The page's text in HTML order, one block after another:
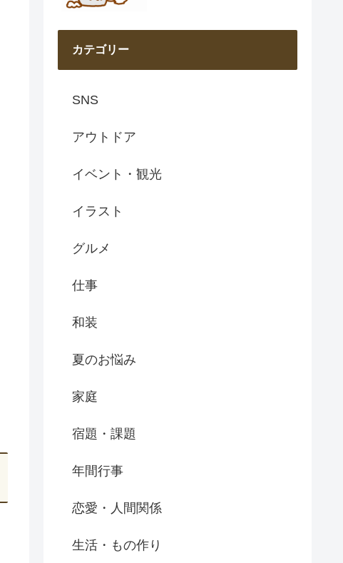
カテゴリー
SNS
アウトドア
イベント・観光
イラスト
グルメ
仕事
和装
夏のお悩み
家庭
宿題・課題
年間行事
恋愛・人間関係
生活・もの作り